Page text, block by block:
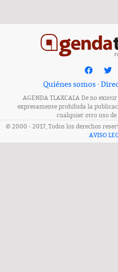
Quiénes somos ·
AGENDA TLAXCALA De no
expresamente prohibida la
cualquier otro uso de
© 2000 - 2017, Todos los derechos
AVISO